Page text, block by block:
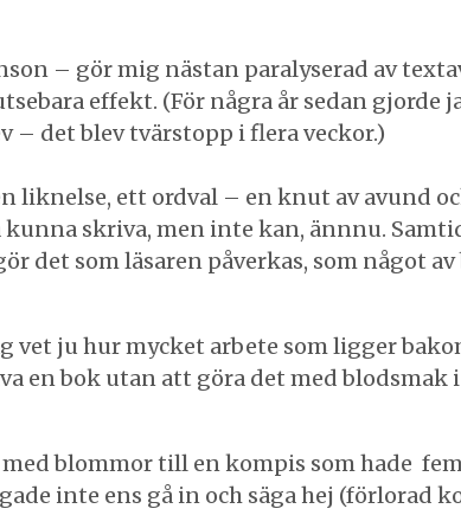
– gör mig nästan paralyserad av
effekt. (För några år sedan gjorde
– det blev tvärstopp i flera veckor.)
liknelse, ett ordval – en knut av avund
skriva, men inte kan, ännnu.
det som läsaren påverkas, som något
ju hur mycket arbete som ligger
en bok utan att göra det med
blommor till en kompis som hade
inte ens gå in och säga hej (förlorad